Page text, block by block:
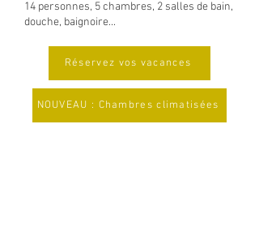
14 personnes, 5 chambres, 2 salles de bain,
douche, baignoire...
Réservez vos vacances
NOUVEAU : Chambres climatisées